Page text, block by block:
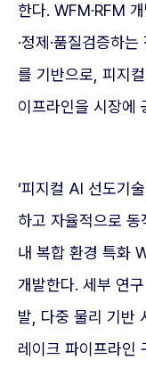
한다. WFM·RFM
·정제·품질검증하
를 기반으로, 피지
이프라인을 시장에
‘피지컬 AI 선도기
하고 자율적으로
내 복합 환경 특화
개발한다. 세부 연
발, 다중 물리 기반
레이크 파이프라인